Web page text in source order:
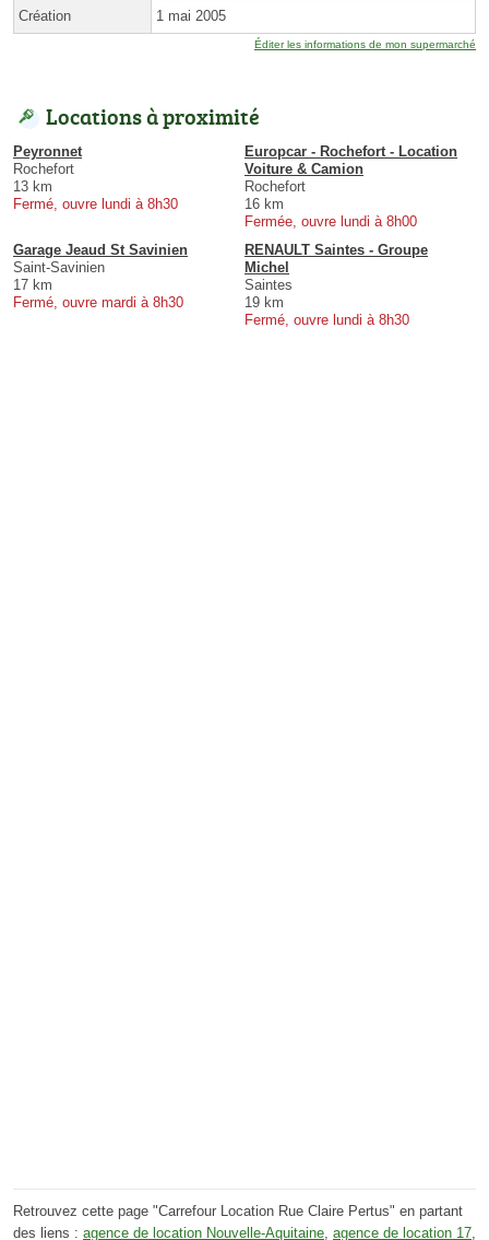
Création 1 mai 2005
Éditer les informations de mon supermarché
Locations à proximité
Peyronnet
Rochefort
13 km
Fermé, ouvre lundi à 8h30
Europcar - Rochefort - Location
Voiture & Camion
Rochefort
16 km
Fermée, ouvre lundi à 8h00
Garage Jeaud St Savinien
Saint-Savinien
17 km
Fermé, ouvre mardi à 8h30
RENAULT Saintes - Groupe
Michel
Saintes
19 km
Fermé, ouvre lundi à 8h30
Retrouvez cette page "Carrefour Location Rue Claire Pertus" en partant
des liens : agence de location Nouvelle-Aquitaine, agence de location 17,